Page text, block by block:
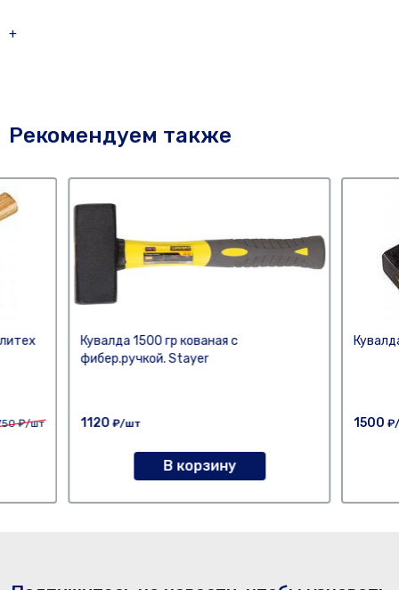
+
Рекомендуем также
₽/шт
Кувалда 1500 гр кованая с
фибер.ручкой. Stayer
1120 ₽/шт
В корзину
1500